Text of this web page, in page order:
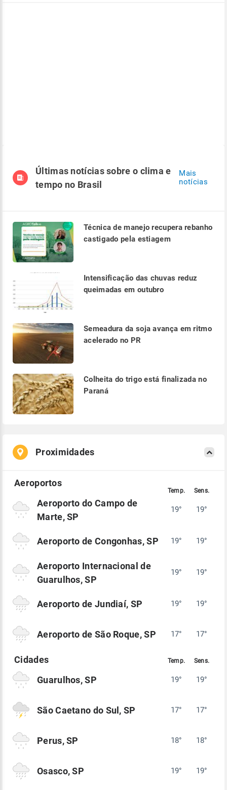
Últimas notícias sobre o clima e
tempo no Brasil
Mais
notícias
Técnica de manejo recupera rebanho
castigado pela estiagem
Intensificação das chuvas reduz
queimadas em outubro
Semeadura da soja avança em ritmo
acelerado no PR
Colheita do trigo está finalizada no
Paraná
Proximidades
Aeroporto do Campo de
Marte, SP
19° 19°
Aeroporto de Congonhas, SP 19° 19°
Aeroporto Internacional de
Guarulhos, SP
19° 19°
Aeroporto de Jundiaí, SP 19° 19°
Aeroporto de São Roque, SP 17° 17°
Guarulhos, SP 19° 19°
São Caetano do Sul, SP 17° 17°
Perus, SP 18° 18°
Osasco, SP 19° 19°